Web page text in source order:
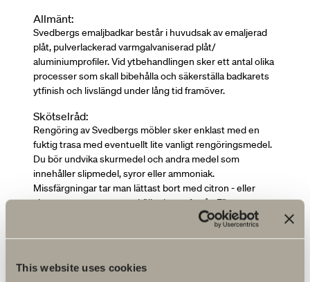
This website uses cookies
Allmänt:
Svedbergs emaljbadkar består i huvudsak av emaljerad
plåt, pulverlackerad varmgalvaniserad plåt/
aluminiumprofiler. Vid ytbehandlingen sker ett antal olika
processer som skall bibehålla och säkerställa badkarets
ytfinish och livslängd under lång tid framöver.
Skötselråd:
Rengöring av Svedbergs möbler sker enklast med en
fuktig trasa med eventuellt lite vanligt rengöringsmedel.
Du bör undvika skurmedel och andra medel som
innehåller slipmedel, syror eller ammoniak.
Missfärgningar tar man lättast bort med citron - eller
vinsyra, som man noga sköljer bort efteråt. För
kalkavlagringar kan man använda hushållsättika som
värmes till en temperatur av 50 °C. Gnid sedan in ättikan
behov. Avtorkning av ytorna bör ske med frottéhanduk
eller annat mjukt material.